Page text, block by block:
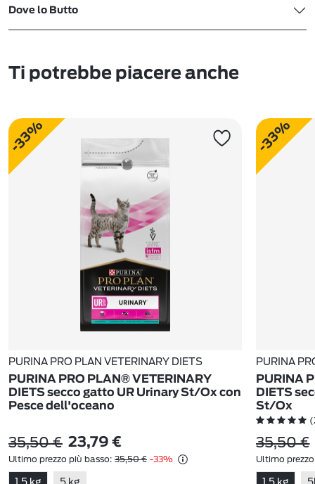
Dove lo Butto
Ti potrebbe piacere anche
-33%
PURINA PRO PLAN VETERINARY DIETS
PURINA PRO PLAN® VETERINARY
DIETS secco gatto UR Urinary St/Ox con
Pesce dell'oceano
35,50 € 23,79 €
Ultimo prezzo più basso: 35,50 € -33%
1,5 kg 5 kg
-33%
PURINA
PURINA
DIETS
St/Ox
35,50 €
Ultimo
1,5 kg